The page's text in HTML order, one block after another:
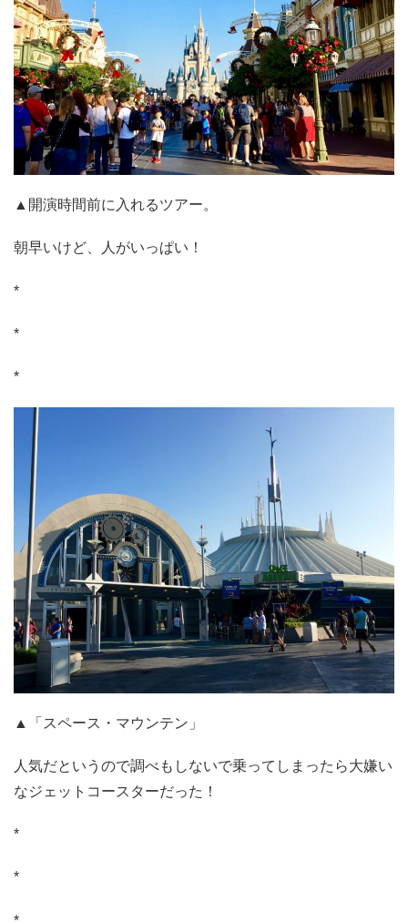
▲開演時間前に入れるツアー。
朝早いけど、人がいっぱい！
*
*
*
▲「スペース・マウンテン」
人気だというので調べもしないで乗ってしまったら大嫌い
なジェットコースターだった！
*
*